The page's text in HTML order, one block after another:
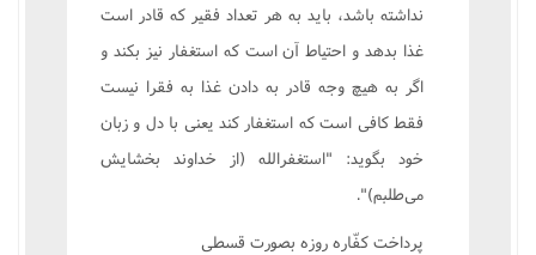
نداشته باشد، بايد به هر تعداد فقير که قادر است
غذا بدهد و احتياط آن است که استغفار نيز بکند و
اگر به هيچ وجه قادر به دادن غذا به فقرا نيست
فقط کافى است که استغفار کند يعنى با دل و زبان
خود بگويد: "استغفرالله (از خداوند بخشايش
مى‌طلبم)".
پرداخت کفّاره روزه بصورت قسطى